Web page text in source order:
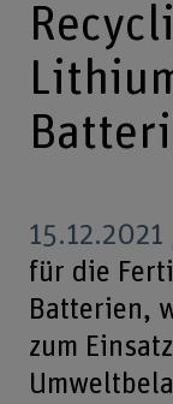
15.12.2021
für die
Batterien,
zum